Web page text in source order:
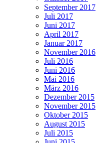
September 2017
Juli 2017
Juni 2017
April 2017
Januar 2017
November 2016
Juli 2016
Juni 2016
Mai 2016
März 2016
Dezember 2015
November 2015
Oktober 2015
August 2015
Juli 2015